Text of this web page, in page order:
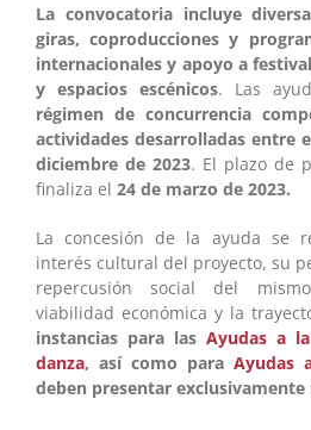
La convocatoria incluye
giras, coproducciones y
internacionales y apoyo a
y espacios escénicos. Las
régimen de concurrencia
actividades desarrolladas entre
diciembre de 2023. El plazo de
finaliza el 24 de marzo de 2023.
La concesión de la ayuda se
interés cultural del proyecto, su
repercusión social del
viabilidad económica y la
instancias para las Ayudas a
danza, así como para Ayudas
deben presentar